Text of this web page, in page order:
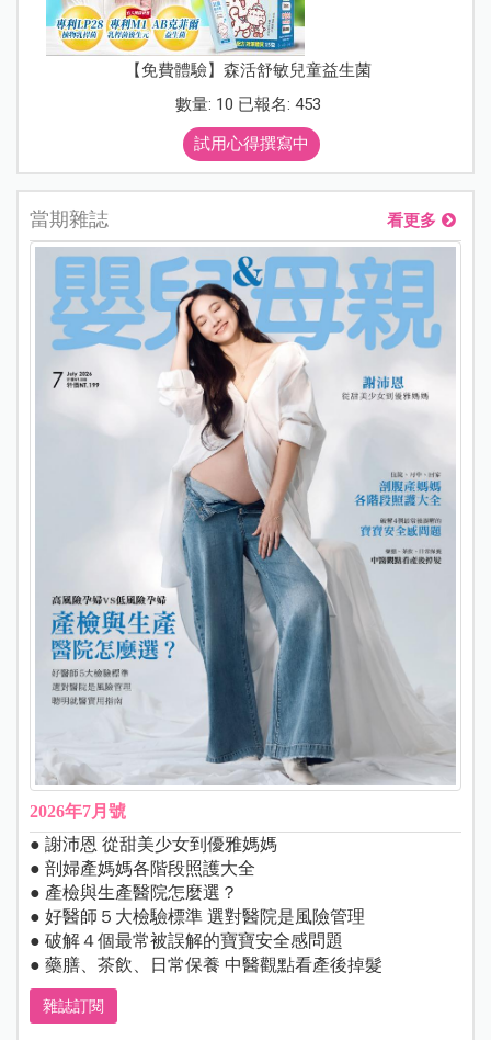
【免費體驗】森活舒敏兒童益生菌
數量: 10 已報名: 453
試用心得撰寫中
當期雜誌 看更多
2026年7月號
● 謝沛恩 從甜美少女到優雅媽媽
● 剖婦產媽媽各階段照護大全
● 產檢與生產醫院怎麼選？
● 好醫師５大檢驗標準 選對醫院是風險管理
● 破解４個最常被誤解的寶寶安全感問題
● 藥膳、茶飲、日常保養 中醫觀點看產後掉髮
雜誌訂閱